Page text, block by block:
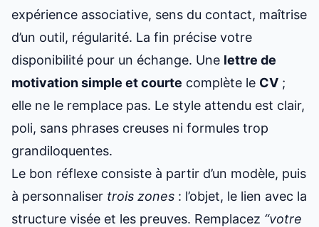
expérience associative, sens du contact, maîtrise
d’un outil, régularité. La fin précise votre
disponibilité pour un échange. Une lettre de
motivation simple et courte complète le CV ;
elle ne le remplace pas. Le style attendu est clair,
poli, sans phrases creuses ni formules trop
grandiloquentes.
Le bon réflexe consiste à partir d’un modèle, puis
à personnaliser trois zones : l’objet, le lien avec la
structure visée et les preuves. Remplacez “votre